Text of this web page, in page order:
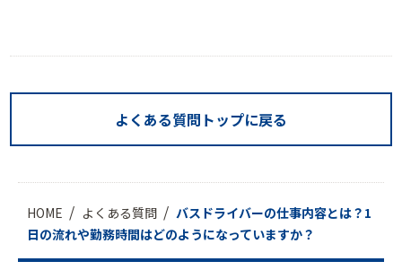
よくある質問トップに戻る
HOME よくある質問
バスドライバーの仕事内容とは？1
日の流れや勤務時間はどのようになっていますか？